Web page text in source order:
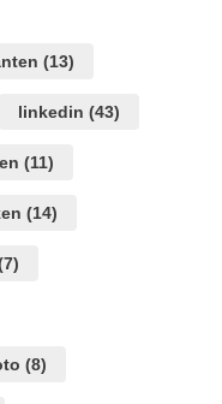
(13)
linkedin (43)
(11)
(14)
(8)